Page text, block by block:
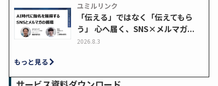
ユミルリンク
「伝える」ではなく「伝えてもら
う」 心へ届く、SNS×メルマガ...
2026.8.3
もっと見る